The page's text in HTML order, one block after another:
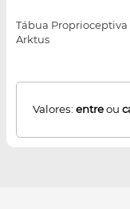
Tábua
Arktus
Valores: entreou